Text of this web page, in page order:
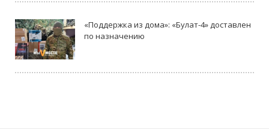
«Поддержка из дома»: «Булат-4» доставлен
по назначению